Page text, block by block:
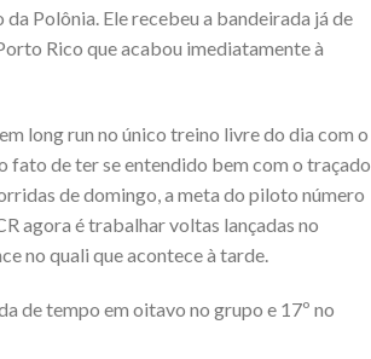
Polônia. Ele recebeu a bandeirada já de
Rico que acabou imediatamente à
long run no único treino livre do dia com o
fato de ter se entendido bem com o traçado
de domingo, a meta do piloto número
agora é trabalhar voltas lançadas no
no quali que acontece à tarde.
de tempo em oitavo no grupo e 17º no